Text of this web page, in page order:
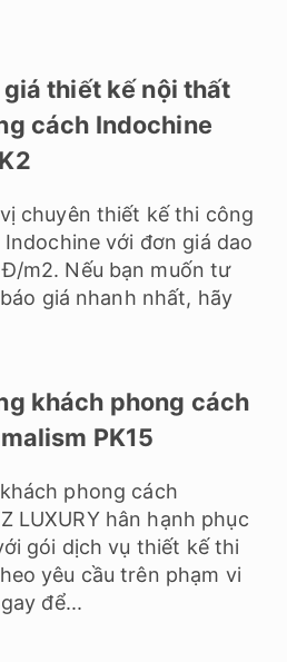
thiết kế nội thất
cách Indochine
chuyên thiết kế thi công
với đơn giá dao
m2. Nếu bạn muốn tư
giá nhanh nhất, hãy
khách phong cách
PK15
phong cách
LUXURY hân hạnh phục
gói dịch vụ thiết kế thi
yêu cầu trên phạm vi
để...